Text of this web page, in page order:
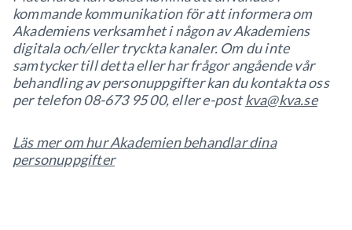
kommande kommunikation för att informera om
Akademiens verksamhet i någon av Akademiens
digitala och/eller tryckta kanaler. Om du inte
samtycker till detta eller har frågor angående vår
behandling av personuppgifter kan du kontakta oss
per telefon 08-673 95 00, eller e-postkva@kva.se
Läs mer om hur Akademien behandlar dina
personuppgifter